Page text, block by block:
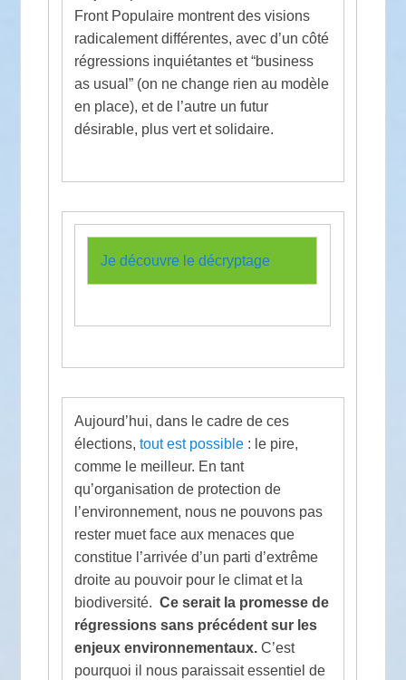
Front Populaire montrent des visions
radicalement différentes, avec d’un côté
régressions inquiétantes et “business
as usual” (on ne change rien au modèle
en place), et de l’autre un futur
désirable, plus vert et solidaire.
Je découvre le décryptage
Aujourd’hui, dans le cadre de ces
élections,tout est possible : le pire,
comme le meilleur. En tant
qu’organisation de protection de
l’environnement, nous ne pouvons pas
rester muet face aux menaces que
constitue l’arrivée d’un parti d’extrême
droite au pouvoir pour le climat et la
biodiversité.Ce serait la promesse de
régressions sans précédent sur les
enjeux environnementaux.C’est
pourquoi il nous paraissait essentiel de